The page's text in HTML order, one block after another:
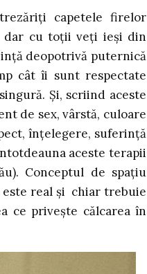
capetele firelor
dar cu toții veți ieși din
deopotrivă puternică
cât îi sunt respectate
Și, scriind aceste
de sex, vârstă, culoare
înțelegere, suferință
aceste terapii
Conceptul de spațiu
este real și chiar trebuie
ce privește călcarea în